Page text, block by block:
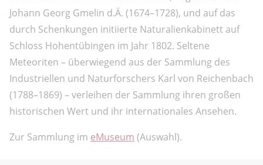
Johann Georg Gmelin d.Ä. (1674–1728), und auf das
durch Schenkungen initiierte Naturalienkabinett auf
Schloss Hohentübingen im Jahr 1802. Seltene
Meteoriten – überwiegend aus der Sammlung des
Industriellen und Naturforschers Karl von Reichenbach
(1788–1869) – verleihen der Sammlung ihren großen
historischen Wert und ihr internationales Ansehen.
Zur Sammlung im eMuseum (Auswahl).